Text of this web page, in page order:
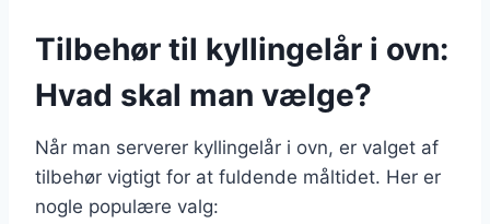
Tilbehør til kyllingelår i ovn:
Hvad skal man vælge?
Når man serverer kyllingelår i ovn, er valget af
tilbehør vigtigt for at fuldende måltidet. Her er
nogle populære valg: